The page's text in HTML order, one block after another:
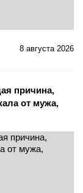
8 августа 2026
причина,
от мужа,